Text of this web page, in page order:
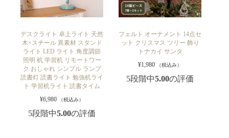
デスクライト 卓上ライト 天然
木×スチール 異素材 スタンド
ライト LED ライト 角度調節
照明 机 学習机 リモートワー
ク おしゃれ シンプル ランプ
読書灯 読書ライト 勉強机ライ
ト 学習机ライト 読書タイム
¥6,980 （税込み）
5段階中5.00の評価
フェルト オーナメント 14点セ
ット クリスマス ツリー 飾り
トナカイ サンタ
¥1,980 （税込み）
5段階中5.00の評価